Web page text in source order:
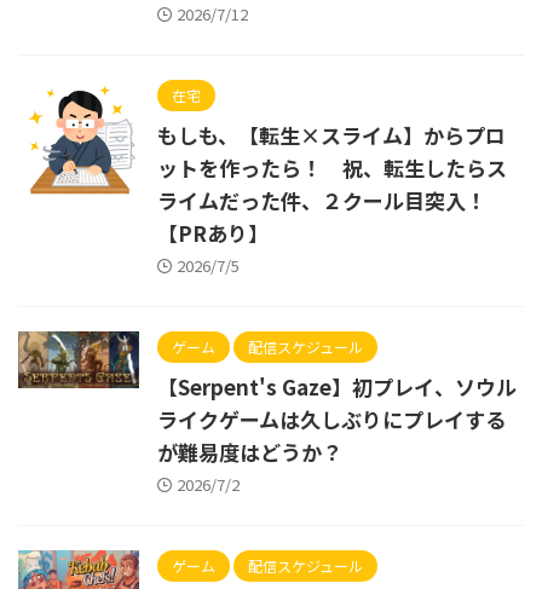
2026/7/12
在宅
もしも、【転生×スライム】からプロ
ットを作ったら！ 祝、転生したらス
ライムだった件、２クール目突入！
【PRあり】
2026/7/5
ゲーム 配信スケジュール
【Serpent's Gaze】初プレイ、ソウル
ライクゲームは久しぶりにプレイする
が難易度はどうか？
2026/7/2
ゲーム 配信スケジュール